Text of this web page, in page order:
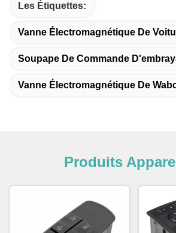
Les Étiquettes:
Vanne Électromagnétique De
Soupape De Commande
Vanne Électromagnétique De
Produits